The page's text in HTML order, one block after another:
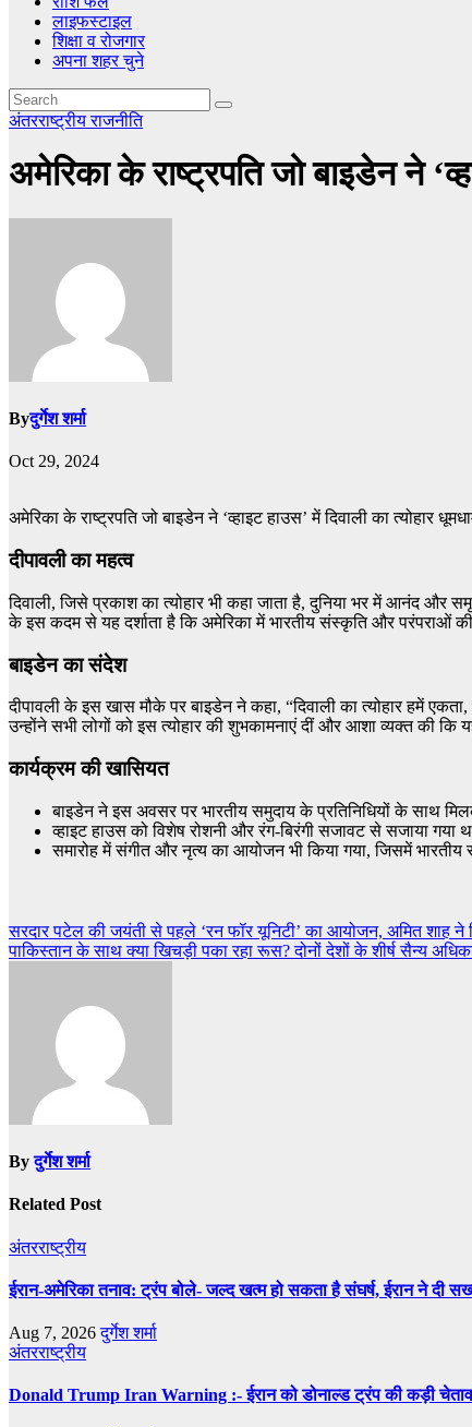
लाइफस्टाइल
शिक्षा व रोजगार
अपना शहर चुने
अंतरराष्ट्रीयराजनीति
अमेरिका के राष्ट्रपति जो बाइडेन ने
Byदुर्गेश शर्मा
Oct 29, 2024
अमेरिका के राष्ट्रपति जो बाइडेन ने ‘व्हाइट हाउस’ में दिवाली का
दीपावली का महत्व
दिवाली, जिसे प्रकाश का त्योहार भी कहा जाता है, दुनिया भर में आनंद और
के इस कदम से यह दर्शाता है कि अमेरिका में भारतीय संस्कृति और परंपराओं की
बाइडेन का संदेश
दीपावली के इस खास मौके पर बाइडेन ने कहा, “दिवाली का त्योहार हमें
उन्होंने सभी लोगों को इस त्योहार की शुभकामनाएं दीं और आशा व्यक्त की
कार्यक्रम की खासियत
बाइडेन ने इस अवसर पर भारतीय समुदाय के प्रतिनिधियों के साथ
व्हाइट हाउस को विशेष रोशनी और रंग-बिरंगी सजावट से सजाया गया
समारोह में संगीत और नृत्य का आयोजन भी किया गया, जिसमें भारतीय
Post
navigation
सरदार पटेल की जयंती से पहले ‘रन फॉर यूनिटी’ का आयोजन, अमित शाह ने
पाकिस्तान के साथ क्या खिचड़ी पका रहा रूस? दोनों देशों के शीर्ष सैन्य
Byदुर्गेश शर्मा
Related Post
अंतरराष्ट्रीय
ईरान-अमेरिका तनाव: ट्रंप बोले- जल्द खत्म हो सकता है संघर्ष, ईरान ने दी
Aug 7, 2026दुर्गेश शर्मा
अंतरराष्ट्रीय
Donald Trump Iran Warning :- ईरान को डोनाल्ड ट्रंप की कड़ी